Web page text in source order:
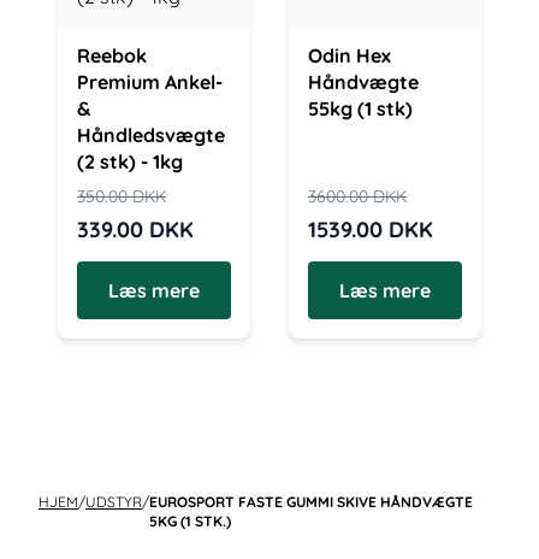
Reebok
Premium Ankel-
&
Håndledsvægte
(2 stk) - 1kg
350.00DKK
339.00 DKK
Læs mere
Odin Hex
Håndvægte
55kg (1 stk)
3600.00DKK
1539.00 DKK
Læs mere
HJEM/UDSTYR/EUROSPORT FASTE GUMMI SKIVE HÅNDVÆGTE
5KG (1 STK.)